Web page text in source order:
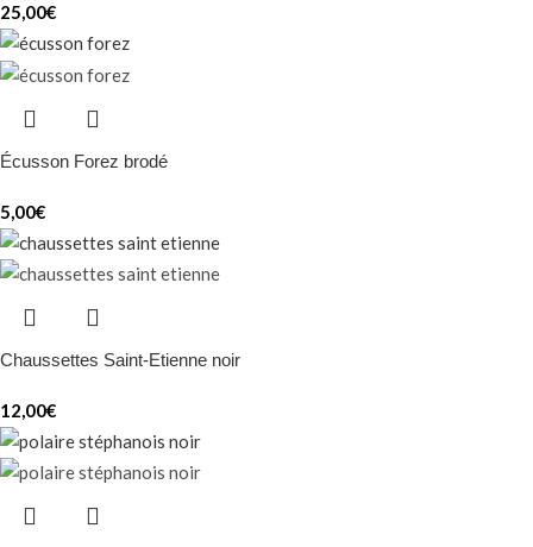
25,00€
Écusson Forez brodé
5,00€
Chaussettes Saint-Etienne noir
12,00€